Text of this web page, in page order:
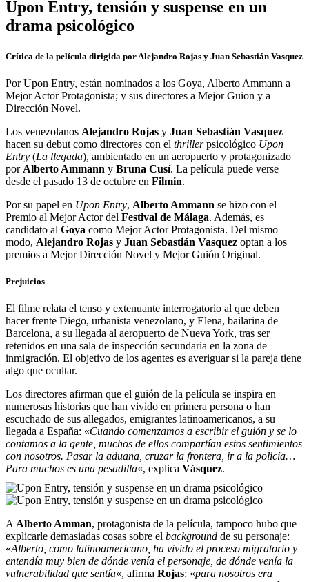
Upon Entry, tensión y suspense en un
drama psicológico
Crítica de la película dirigida por Alejandro Rojas y Juan Sebastián Vasquez
Por Upon Entry, están nominados a los Goya, Alberto Ammann a
Mejor Actor Protagonista; y sus directores a Mejor Guion y a
Dirección Novel.
Los venezolanos Alejandro Rojas y Juan Sebastián Vasquez
hacen su debut como directores con el thrillerpsicológico Upon
Entry (La llegada), ambientado en un aeropuerto y protagonizado
por Alberto Ammann y Bruna Cusí. La película puede verse
desde el pasado 13 de octubre en Filmin.
Por su papel en Upon Entry, Alberto Ammann se hizo con el
Premio al Mejor Actor del Festival de Málaga. Además, es
candidato al Goya como Mejor Actor Protagonista. Del mismo
modo, Alejandro Rojas y Juan Sebastián Vasquez optan a los
premios a Mejor Dirección Novel y Mejor Guión Original.
Prejuicios
El filme relata el tenso y extenuante interrogatorio al que deben
hacer frente Diego, urbanista venezolano, y Elena, bailarina de
Barcelona, a su llegada al aeropuerto de Nueva York, tras ser
retenidos en una sala de inspección secundaria en la zona de
inmigración. El objetivo de los agentes es averiguar si la pareja tiene
algo que ocultar.
Los directores afirman que el guión de la película se inspira en
numerosas historias que han vivido en primera persona o han
escuchado de sus allegados, emigrantes latinoamericanos, a su
llegada a España: «Cuando comenzamos a escribir el guión y se lo
contamos a la gente, muchos de ellos compartían estos sentimientos
con nosotros. Pasar la aduana, cruzar la frontera, ir a la policía…
Para muchos es una pesadilla«, explica Vásquez.
A Alberto Amman, protagonista de la película, tampoco hubo que
explicarle demasiadas cosas sobre el background de su personaje:
«Alberto, como latinoamericano, ha vivido el proceso migratorio y
entendía muy bien de dónde venía el personaje, de dónde venía la
vulnerabilidad que sentía«, afirma Rojas: «para nosotros era